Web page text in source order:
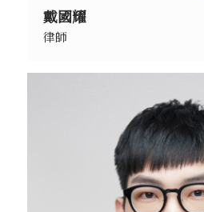
戴國耀
律師